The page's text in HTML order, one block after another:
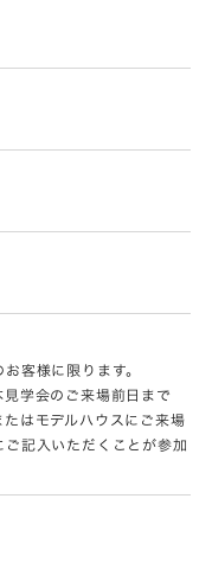
客様に限ります。
学会のご来場前日まで
はモデルハウスにご来場
記入いただくことが参加